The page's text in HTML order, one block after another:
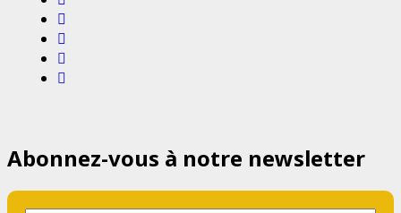
Abonnez-vous à notre newsletter